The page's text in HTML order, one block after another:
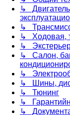
↳ Двигатель
↳
↳ Ходовая,
↳
↳ Салон,
↳
↳ Шины,
↳ Тюнинг
↳
↳